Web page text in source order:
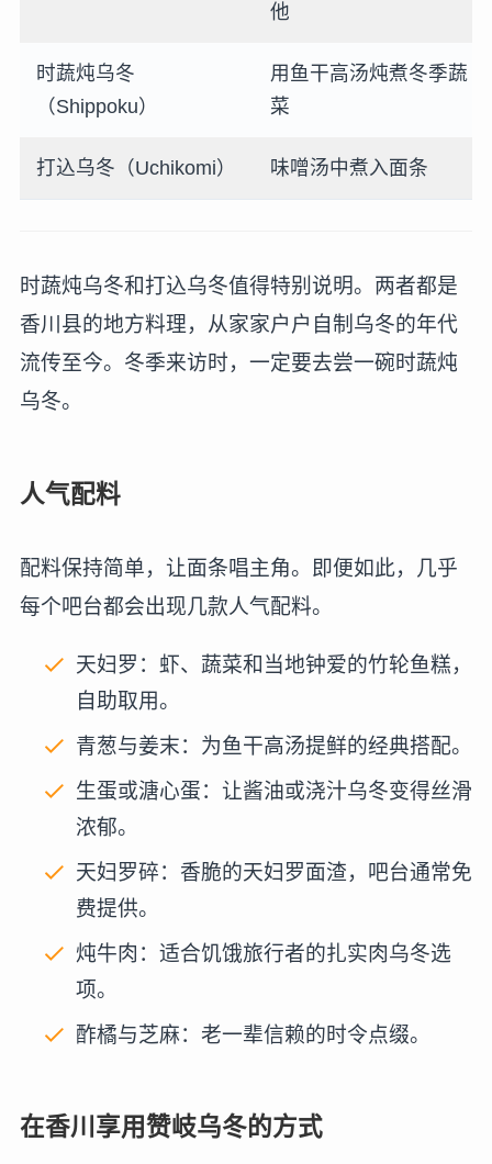
他
时蔬炖乌冬
（Shippoku）
用鱼干高汤炖煮冬季蔬
菜
打込乌冬（Uchikomi） 味噌汤中煮入面条
时蔬炖乌冬和打込乌冬值得特别说明。两者都是
香川县的地方料理，从家家户户自制乌冬的年代
流传至今。冬季来访时，一定要去尝一碗时蔬炖
乌冬。
人气配料
配料保持简单，让面条唱主角。即便如此，几乎
每个吧台都会出现几款人气配料。
天妇罗：虾、蔬菜和当地钟爱的竹轮鱼糕，
自助取用。
青葱与姜末：为鱼干高汤提鲜的经典搭配。
生蛋或溏心蛋：让酱油或浇汁乌冬变得丝滑
浓郁。
天妇罗碎：香脆的天妇罗面渣，吧台通常免
费提供。
炖牛肉：适合饥饿旅行者的扎实肉乌冬选
项。
酢橘与芝麻：老一辈信赖的时令点缀。
在香川享用赞岐乌冬的方式